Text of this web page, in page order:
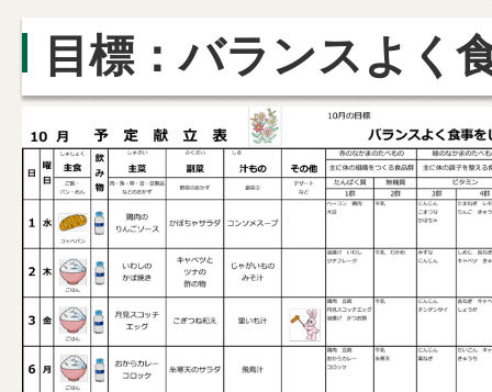
目標：バランスよく